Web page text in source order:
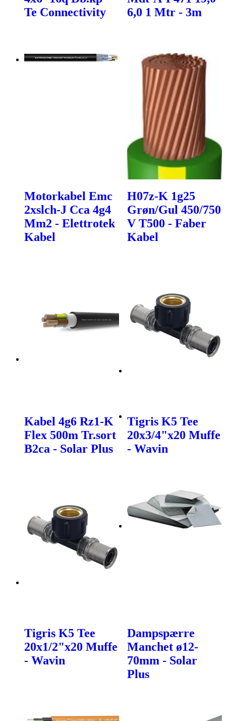
Te Connectivity
6,0 1 Mtr - 3m
Motorkabel Emc
2xslch-J Cca 4g4
Mm2 - Elettrotek
Kabel
H07z-K 1g25
Grøn/Gul 450/750
V T500 - Faber
Kabel
Kabel 4g6 Rz1-K
Flex 500m Tr.sort
B2ca - Solar Plus
Tigris K5 Tee
20x3/4"x20 Muffe
- Wavin
Tigris K5 Tee
20x1/2"x20 Muffe
- Wavin
Dampspærre
Manchet ø12-
70mm - Solar
Plus